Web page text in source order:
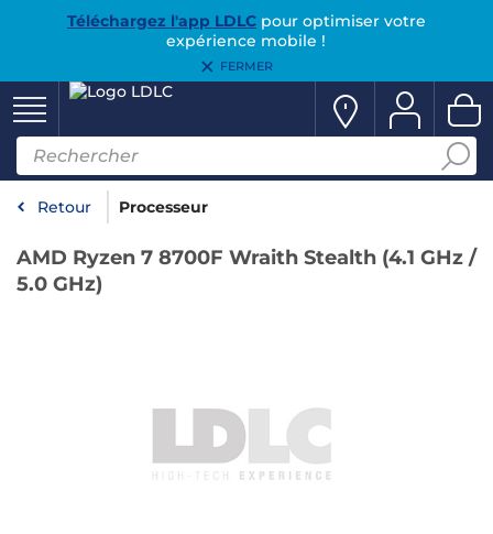
Téléchargez l'app LDLCpour optimiser votre
expérience mobile !
FERMER
Retour Processeur
AMD Ryzen 7 8700F Wraith Stealth (4.1 GHz /
5.0 GHz)